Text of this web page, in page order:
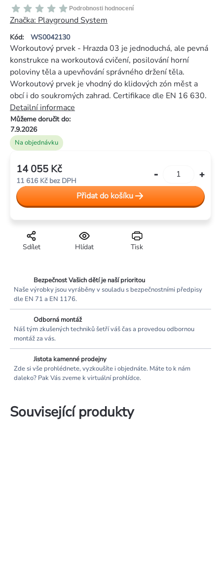
Kód: WS0042130
Průměrné
hodnocení
produktu
je
0,0
5
hvězdiček.
Podrobnosti hodnocení
Značka: Playground System
Na objednávku
Můžeme doručit do:
7.9.2026
Workoutový prvek - Hrazda 03 je jednoduchá, ale pevná
konstrukce na workoutová cvičení, posilování horní
poloviny těla a upevňování správného držení těla.
Workoutový prvek je vhodný do klidových zón měst a
obcí i do soukromých zahrad. Certifikace dle EN 16 630.
Detailní informace
Tisk
Hlídat
Sdílet
14 055 Kč
11 616 Kč bez DPH
cena:
Přidat do košíku
Bezpečnost Vašich dětí je naší prioritou
Naše výrobky jsou vyráběny v souladu s bezpečnostními předpisy
dle EN 71 a EN 1176.
Odborná montáž
Náš tým zkušených techniků šetří váš čas a provedou odbornou
montáž za vás.
Jistota kamenné prodejny
Zde si vše prohlédnete, vyzkoušíte i objednáte. Máte to k nám
daleko? Pak Vás zveme k virtuální prohlídce.
Související produkty